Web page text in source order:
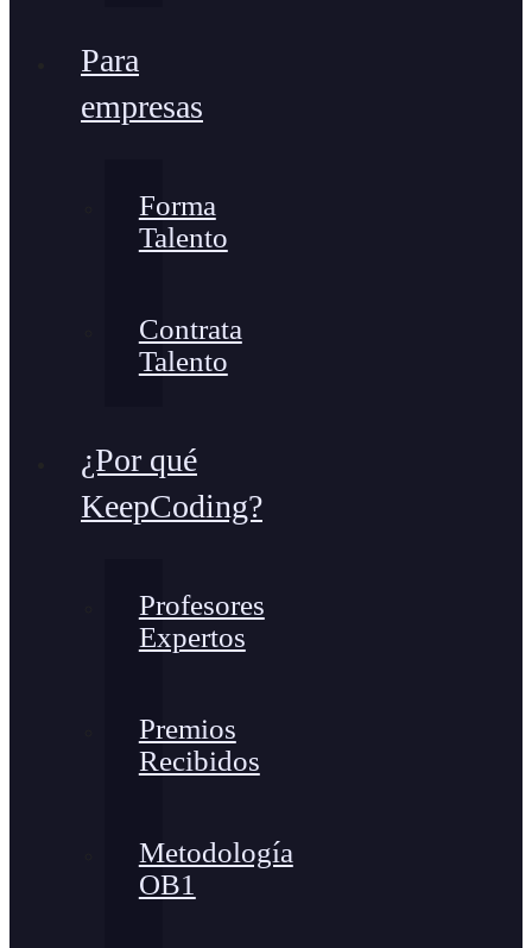
Para
empresas
Forma
Talento
Contrata
Talento
¿Por qué
KeepCoding?
Profesores
Expertos
Premios
Recibidos
Metodología
OB1